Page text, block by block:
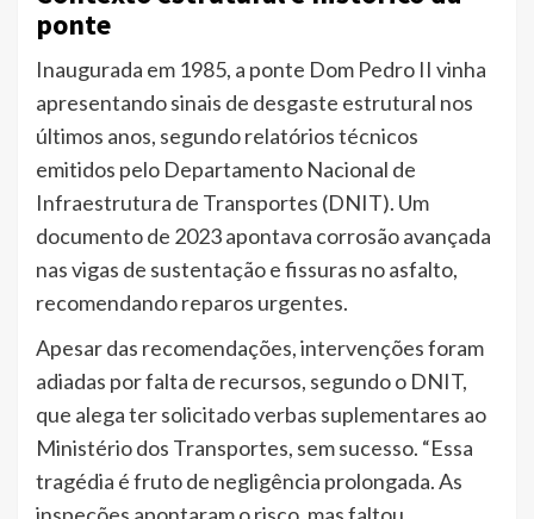
ponte
Inaugurada em 1985, a ponte Dom Pedro II vinha
apresentando sinais de desgaste estrutural nos
últimos anos, segundo relatórios técnicos
emitidos pelo Departamento Nacional de
Infraestrutura de Transportes (DNIT). Um
documento de 2023 apontava corrosão avançada
nas vigas de sustentação e fissuras no asfalto,
recomendando reparos urgentes.
Apesar das recomendações, intervenções foram
adiadas por falta de recursos, segundo o DNIT,
que alega ter solicitado verbas suplementares ao
Ministério dos Transportes, sem sucesso. “Essa
tragédia é fruto de negligência prolongada. As